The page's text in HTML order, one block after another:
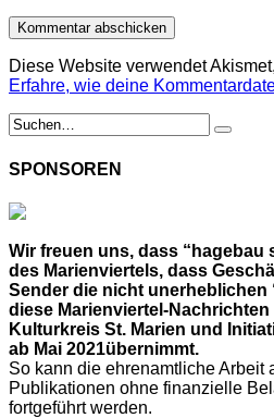
Diese Website verwendet
Erfahre, wie deine
SPONSOREN
Wir freuen uns, dass “hagebau
des Marienviertels, dass
Sender die nicht unerheblichen
diese Marienviertel-
Kulturkreis St. Marien und
ab Mai 2021übernimmt.
So kann die ehrenamtliche Arbeit
Publikationen ohne finanzielle
fortgeführt werden.